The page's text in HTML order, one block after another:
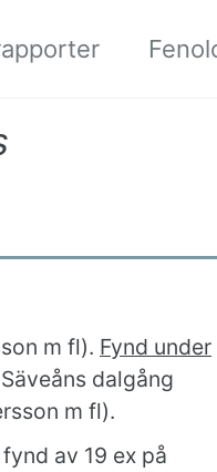
m fl). Fynd under
dalgång
m fl).
av 19 ex på